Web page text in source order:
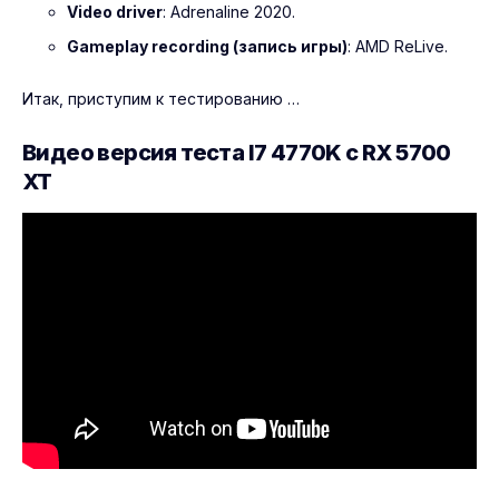
Video driver: Adrenaline 2020.
Gameplay recording (запись игры): AMD ReLive.
Итак, приступим к тестированию …
Видео версия теста I7 4770K с RX 5700
XT